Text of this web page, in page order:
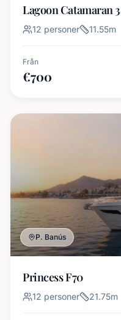
Lagoon Catamaran
12 personer 11.55m
Från
€700
P. Banús
Princess F70
12 personer 21.75m